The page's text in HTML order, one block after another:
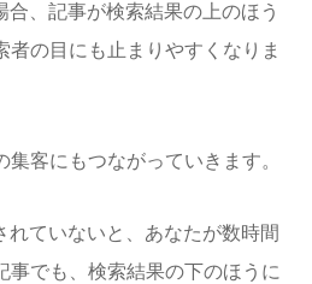
合、記事が検索結果の上のほう
者の目にも止まりやすくなりま
集客にもつながっていきます。
れていないと、あなたが数時間
事でも、検索結果の下のほうに